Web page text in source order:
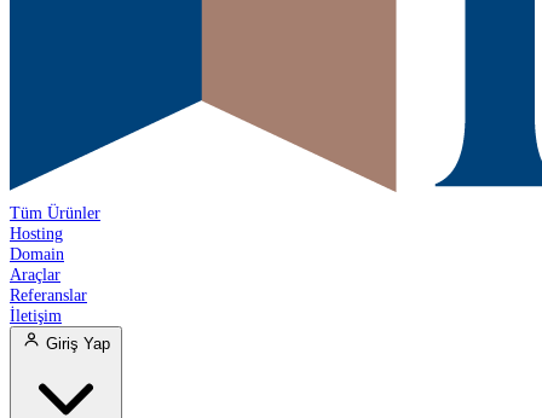
Tüm Ürünler
Hosting
Domain
Araçlar
Referanslar
İletişim
Giriş Yap